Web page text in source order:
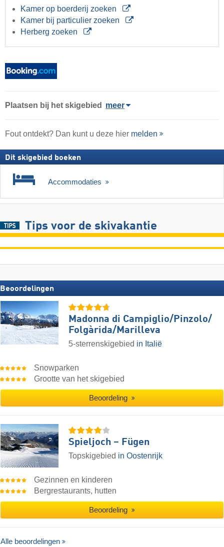
Kamer op boerderij zoeken
Kamer bij particulier zoeken
Herberg zoeken
Plaatsen bij het skigebied meer
Fout ontdekt? Dan kunt u deze hier melden
Dit skigebied boeken
Accommodaties
Tips voor de skivakantie
Beoordelingen
Madonna di Campiglio/​Pinzolo/​
Folgàrida/​Marilleva
5-sterrenskigebied in Italië
Snowparken
Grootte van het skigebied
Beoordeling
Spieljoch – Fügen
Topskigebied in Oostenrijk
Gezinnen en kinderen
Bergrestaurants, hutten
Beoordeling
Alle beoordelingen